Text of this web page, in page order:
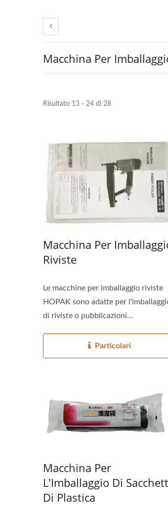
Macchina Per
Risultato 13 - 24 di 28
Macchina Per
Riviste
Le macchine per imballaggio riviste
HOPAK sono adatte per
di riviste o pubblicazioni...
Particolari
Macchina Per
L'Imballaggio Di
Di Plastica
Linea Di Imballaggio
Automatizzata Per Bastoncini
Di Colla Calda